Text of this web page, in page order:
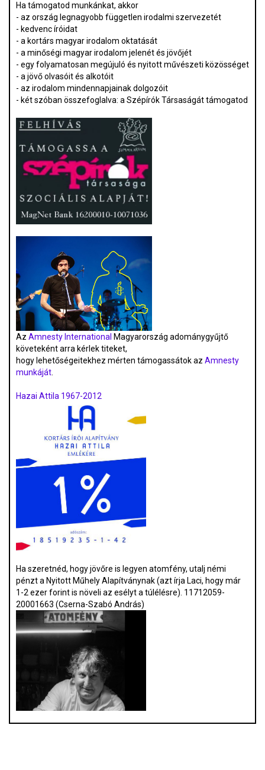
Ha támogatod munkánkat, akkor
- az ország legnagyobb független irodalmi szervezetét
- kedvenc íróidat
- a kortárs magyar irodalom oktatását
- a minőségi magyar irodalom jelenét és jövőjét
- egy folyamatosan megújuló és nyitott művészeti közösséget
- a jövő olvasóit és alkotóit
- az irodalom mindennapjainak dolgozóit
- két szóban összefoglalva: a Szépírók Társaságát támogatod
Az Amnesty International Magyarország adománygyűjtő
követeként arra kérlek titeket,
hogy lehetőségeitekhez mérten támogassátok az Amnesty
munkáját.
Hazai Attila 1967-2012
Ha szeretnéd, hogy jövőre is legyen atomfény, utalj némi
pénzt a Nyitott Műhely Alapítványnak (azt írja Laci, hogy már
1-2 ezer forint is növeli az esélyt a túlélésre). 11712059-
20001663 (Cserna-Szabó András)